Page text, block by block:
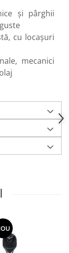
și pârghii
cu locașuri
mecanici